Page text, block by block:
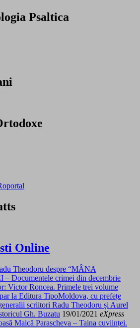
Psaltica
Online
Theodoru despre “MÂNA
– Documentele crimei din decembrie
Victor Roncea. Primele trei volume
la Editura TipoMoldova, cu prefețe
scriitori Radu Theodoru și Aurel
Gh. Buzatu 19/01/2021 eXpress
Maică Parascheva – Taina cuviinței.